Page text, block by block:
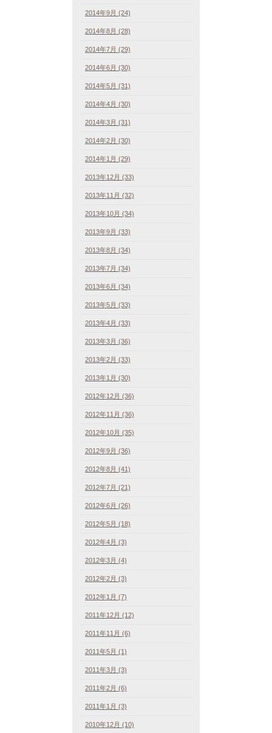
2014年9月 (24)
2014年8月 (28)
2014年7月 (29)
2014年6月 (30)
2014年5月 (31)
2014年4月 (30)
2014年3月 (31)
2014年2月 (30)
2014年1月 (29)
2013年12月 (33)
2013年11月 (32)
2013年10月 (34)
2013年9月 (33)
2013年8月 (34)
2013年7月 (34)
2013年6月 (34)
2013年5月 (33)
2013年4月 (33)
2013年3月 (36)
2013年2月 (33)
2013年1月 (30)
2012年12月 (36)
2012年11月 (36)
2012年10月 (35)
2012年9月 (36)
2012年8月 (41)
2012年7月 (21)
2012年6月 (26)
2012年5月 (18)
2012年4月 (3)
2012年3月 (4)
2012年2月 (3)
2012年1月 (7)
2011年12月 (12)
2011年11月 (6)
2011年5月 (1)
2011年3月 (3)
2011年2月 (6)
2011年1月 (3)
2010年12月 (10)